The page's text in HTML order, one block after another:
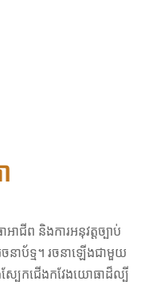
ាជីព និងការអនុវត្តច្បាប់
នាប័ទ្ម។ រចនាឡើងជាមួយ
បែកជើងកវែងយោធាដ៏ល្បី